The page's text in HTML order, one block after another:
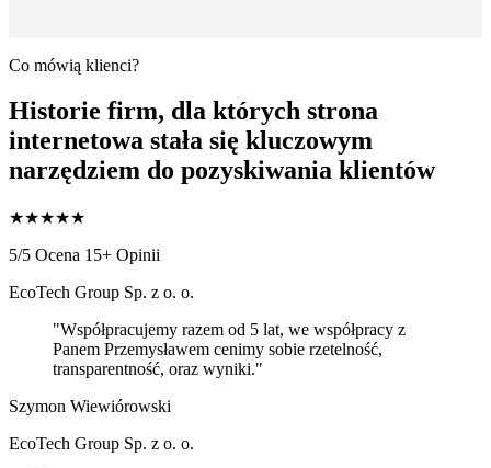
Co mówią klienci?
Historie firm, dla których strona
internetowa stała się kluczowym
narzędziem do pozyskiwania klientów
★★★★★
5/5 Ocena 15+ Opinii
EcoTech Group Sp. z o. o.
"Współpracujemy razem od 5 lat, we współpracy z
Panem Przemysławem cenimy sobie rzetelność,
transparentność, oraz wyniki."
Szymon Wiewiórowski
EcoTech Group Sp. z o. o.